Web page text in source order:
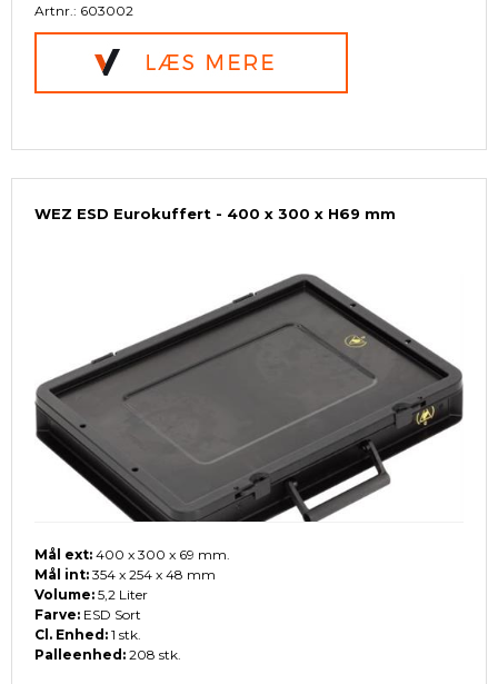
Artnr.: 603002
WEZ ESD Eurokuffert - 400 x 300 x H69 mm
Mål ext: 400 x 300 x 69 mm.
Mål int: 354 x 254 x 48 mm
Volume: 5,2 Liter
Farve: ESD Sort
Cl. Enhed: 1 stk.
Palleenhed: 208 stk.